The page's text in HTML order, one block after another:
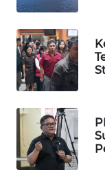
SPORT
WAHANA
UMKM
WAHANA
SELEB
WAHANA
PERSONA